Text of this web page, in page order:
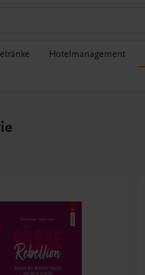
Hotelmanagement